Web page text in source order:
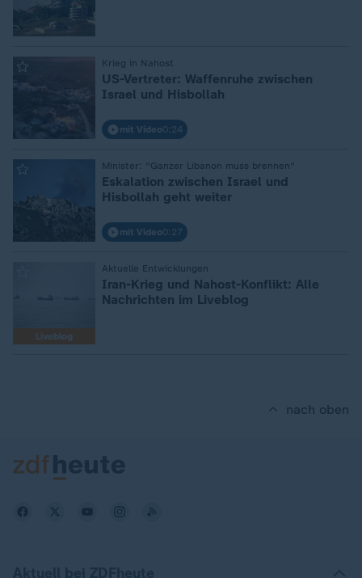
Krieg in Nahost
US-Vertreter: Waffenruhe zwischen
Israel und Hisbollah
mit Video0:24
Minister: "Ganzer Libanon muss brennen"
Eskalation zwischen Israel und
Hisbollah geht weiter
mit Video0:27
Liveblog
Aktuelle Entwicklungen
Iran-Krieg und Nahost-Konflikt: Alle
Nachrichten im Liveblog
nach oben